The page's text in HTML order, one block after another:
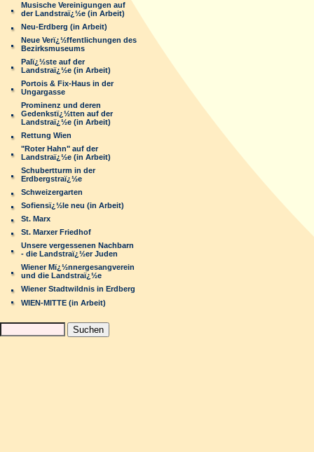
Musische Vereinigungen auf
der Landstraï¿½e (in Arbeit)
Neu-Erdberg (in Arbeit)
Neue Verï¿½ffentlichungen des
Bezirksmuseums
Palï¿½ste auf der
Landstraï¿½e (in Arbeit)
Portois & Fix-Haus in der
Ungargasse
Prominenz und deren
Gedenkstï¿½tten auf der
Landstraï¿½e (in Arbeit)
Rettung Wien
"Roter Hahn" auf der
Landstraï¿½e (in Arbeit)
Schubertturm in der
Erdbergstraï¿½e
Schweizergarten
Sofiensï¿½le neu (in Arbeit)
St. Marx
St. Marxer Friedhof
Unsere vergessenen Nachbarn
- die Landstraï¿½er Juden
Wiener Mï¿½nnergesangverein
und die Landstraï¿½e
Wiener Stadtwildnis in Erdberg
WIEN-MITTE (in Arbeit)